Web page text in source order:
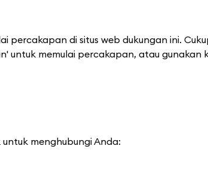
percakapan di situs web dukungan ini.
untuk memulai percakapan, atau gunakan
menghubungi Anda: